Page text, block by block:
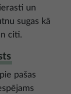
un
sugas kā
citi.
pašas